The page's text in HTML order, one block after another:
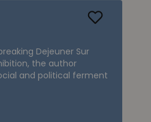
Dejeuner Sur
the author
and political ferment